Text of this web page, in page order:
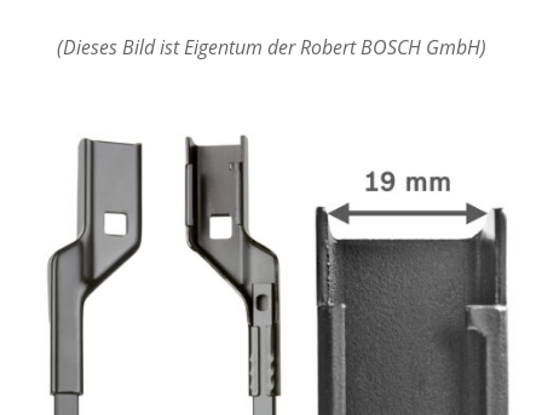
(Dieses Bild ist Eigentum der Robert BOSCH GmbH)